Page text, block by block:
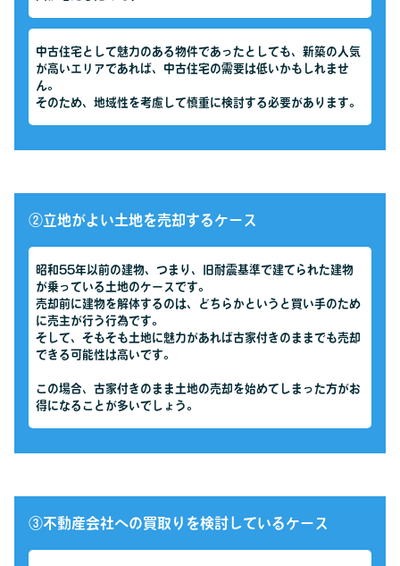
中古住宅として魅力のある物件であったとしても、新築の人気
が高いエリアであれば、中古住宅の需要は低いかもしれませ
ん。
そのため、地域性を考慮して慎重に検討する必要があります。
②立地がよい土地を売却するケース
昭和55年以前の建物、つまり、旧耐震基準で建てられた建物
が乗っている土地のケースです。
売却前に建物を解体するのは、どちらかというと買い手のため
に売主が行う行為です。
そして、そもそも土地に魅力があれば古家付きのままでも売却
できる可能性は高いです。
この場合、古家付きのまま土地の売却を始めてしまった方がお
得になることが多いでしょう。
③不動産会社への買取りを検討しているケース